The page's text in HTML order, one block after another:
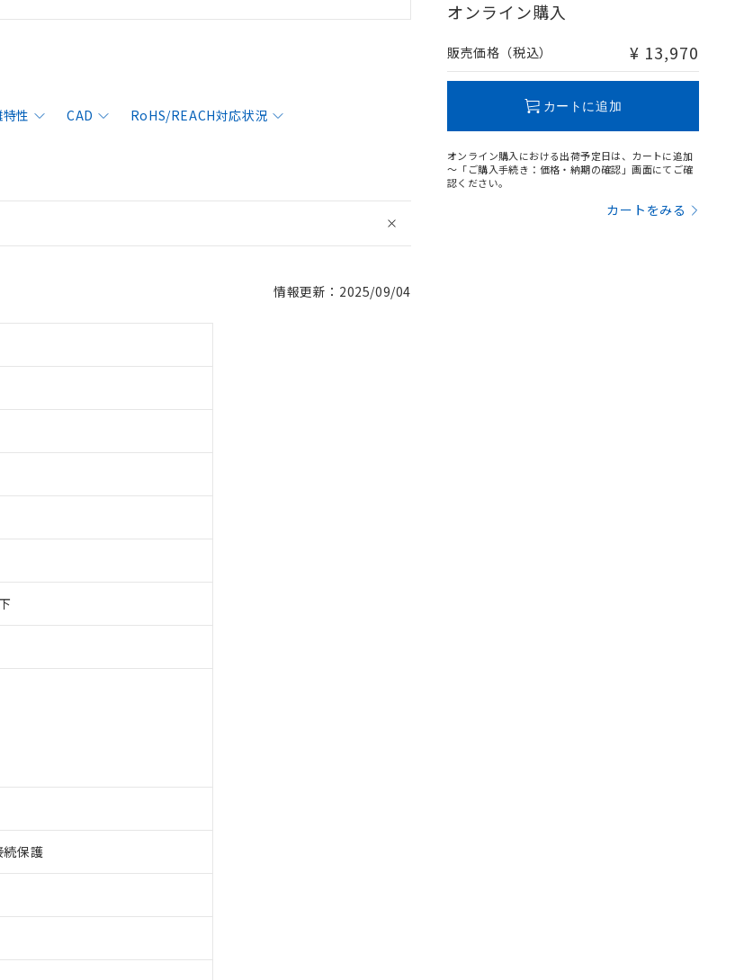
性 CAD
RoHS/REACH対応状況
情報更新：2025/09/04
続保護
オンライン購入
販売価格（税込） ¥ 13,970
カートに追加
オンライン購入における出荷予定日は、カートに追加
～「ご購入手続き：価格・納期の確認」画面にてご確
認ください。
カートをみる
意のうえご利用ください。
）の非含有に対応した製品に切り替える予定のある商品です。
物質）の非含有に非対応の商品で、対応品を出す予定はありません。
物質）の非含有の対応状況を調査中または確認中の商品です。
物で、有害物質有無と関係のない商品です。
品としていたものが、含有品と判明した場合などやむを得ず変更すること
以下、 カドミウム(Cd) 100ppm以下、
ビフェニル類(PBB) 1000ppm以下、ポリ臭化ジフェニルエーテル類(PBDE) 1000ppm以下、
RoHSの基準値以下であることを示します。
RoHSの基準値を超えていることを示します。
門へお問い合わせください。